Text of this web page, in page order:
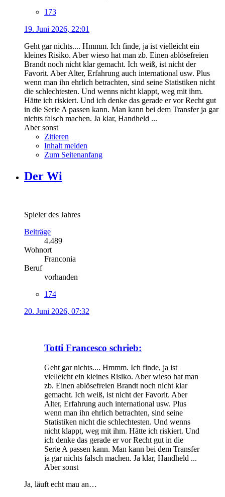
173
19. Juni 2026, 22:01
Geht gar nichts.... Hmmm. Ich finde, ja ist vielleicht ein
kleines Risiko. Aber wieso hat man zb. Einen ablösefreien
Brandt noch nicht klar gemacht. Ich weiß, ist nicht der
Favorit. Aber Alter, Erfahrung auch international usw. Plus
wenn man ihn ehrlich betrachten, sind seine Statistiken nicht
die schlechtesten. Und wenns nicht klappt, weg mit ihm.
Hätte ich riskiert. Und ich denke das gerade er vor Recht gut
in die Serie A passen kann. Man kann bei dem Transfer ja gar
nichts falsch machen. Ja klar, Handheld ...
Aber sonst
Zitieren
Inhalt melden
Zum Seitenanfang
Der Wi
Spieler des Jahres
Beiträge
4.489
Wohnort
Franconia
Beruf
vorhanden
174
20. Juni 2026, 07:32
Totti Francesco schrieb:
Geht gar nichts.... Hmmm. Ich finde, ja ist
vielleicht ein kleines Risiko. Aber wieso hat man
zb. Einen ablösefreien Brandt noch nicht klar
gemacht. Ich weiß, ist nicht der Favorit. Aber
Alter, Erfahrung auch international usw. Plus
wenn man ihn ehrlich betrachten, sind seine
Statistiken nicht die schlechtesten. Und wenns
nicht klappt, weg mit ihm. Hätte ich riskiert. Und
ich denke das gerade er vor Recht gut in die
Serie A passen kann. Man kann bei dem Transfer
ja gar nichts falsch machen. Ja klar, Handheld ...
Aber sonst
Ja, läuft echt mau an…